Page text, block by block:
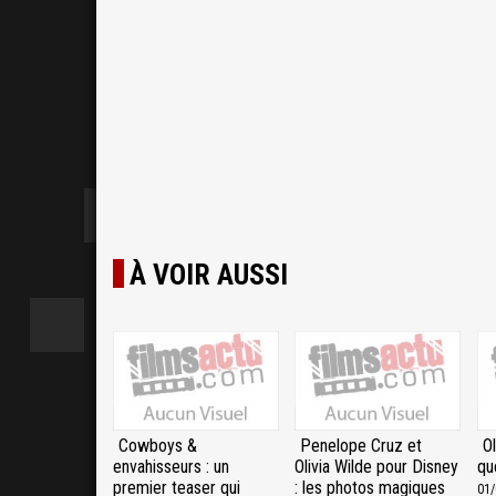
À VOIR AUSSI
Cowboys &
envahisseurs : un
premier teaser qui
Penelope Cruz et
Olivia Wilde pour Disney
: les photos magiques